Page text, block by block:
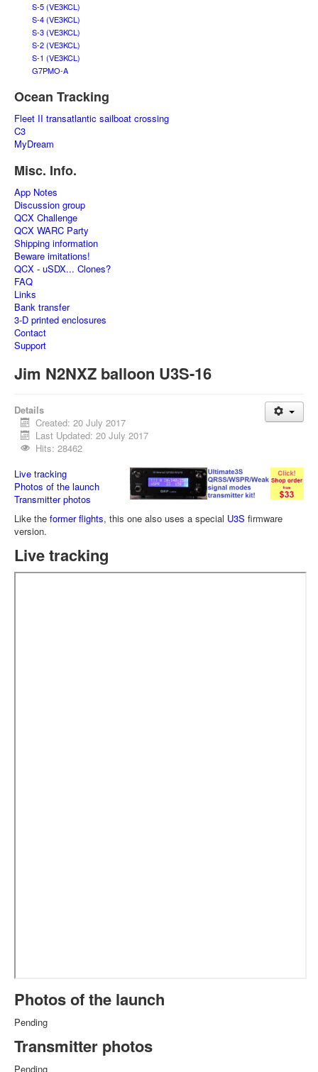
S-5 (VE3KCL)
S-4 (VE3KCL)
S-3 (VE3KCL)
S-2 (VE3KCL)
S-1 (VE3KCL)
G7PMO-A
Ocean Tracking
Fleet II transatlantic sailboat crossing
C3
MyDream
Misc. Info.
App Notes
Discussion group
QCX Challenge
QCX WARC Party
Shipping information
Beware imitations!
QCX - uSDX... Clones?
FAQ
Links
Bank transfer
3-D printed enclosures
Contact
Support
Jim N2NXZ balloon U3S-16
Details
Created: 20 July 2017
Last Updated: 20 July 2017
Hits: 28462
Live tracking
Photos of the launch
Transmitter photos
Like the former flights, this one also uses a special U3S firmware
version.
Live tracking
Photos of the launch
Pending
Transmitter photos
Pending